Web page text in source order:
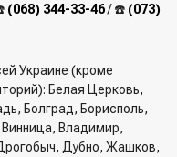
(068) 344-33-46/ ☎️ (073)
Украине (кроме
Белая Церковь,
Болград, Борисполь,
Владимир,
Дубно, Жашков,